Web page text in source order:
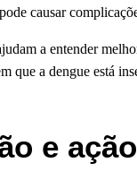
causar
a entender
que a dengue está
e ação